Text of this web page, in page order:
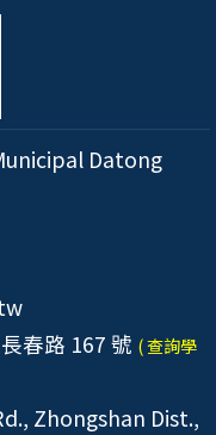
Datong
春路 167 號 ( 查詢學
Zhongshan Dist.,